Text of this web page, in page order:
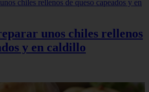
unos chiles rellenos
y en caldillo